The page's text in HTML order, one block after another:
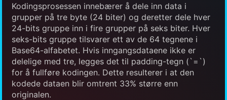
Kodingsprosessen innebærer å dele inn data i
grupper på tre byte (24 biter) og deretter dele hver
24-bits gruppe inn i fire grupper på seks biter. Hver
seks-bits gruppe tilsvarer ett av de 64 tegnene i
Base64-alfabetet. Hvis inngangsdataene ikke er
delelige med tre, legges det til padding-tegn (`=`)
for å fullføre kodingen. Dette resulterer i at den
kodede dataen blir omtrent 33% større enn
originalen.